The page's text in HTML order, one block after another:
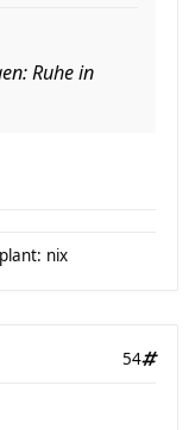
Ruhe in
nix
54